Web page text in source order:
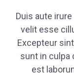
Duis aute
velit esse
Excepteur
sunt in culpa
est